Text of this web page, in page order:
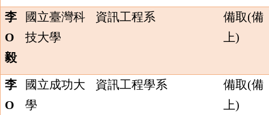
李
O
毅
國立臺灣科
技大學
資訊工程系
備取(備
上)
李
O
國立成功大
學
資訊工程學系
備取(備
上)